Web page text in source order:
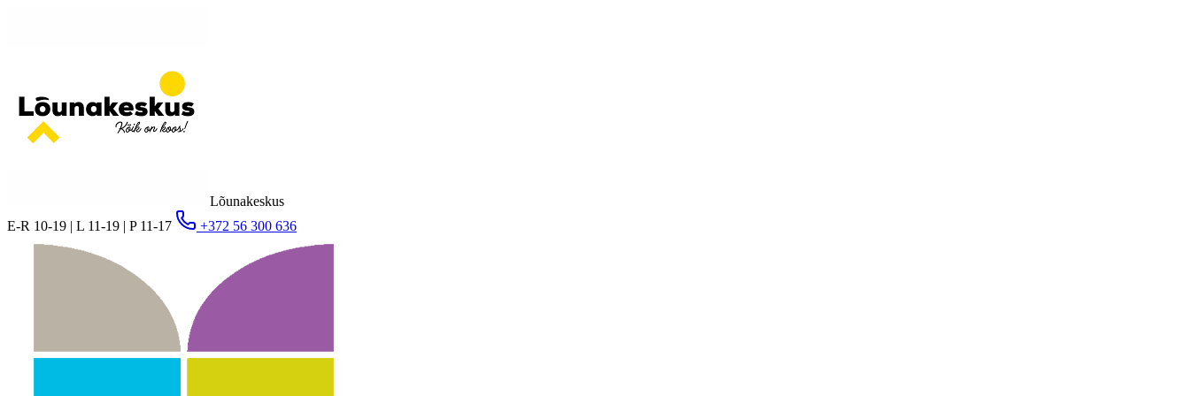
Lõunakeskus
E-R 10-19 | L 11-19 | P 11-17
+372 56 300 636